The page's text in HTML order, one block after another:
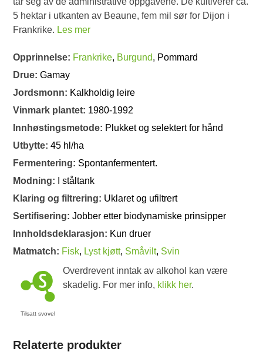
5 hektar i utkanten av Beaune, fem mil sør for Dijon i
Frankrike. Les mer
Opprinnelse: Frankrike, Burgund, Pommard
Drue:Gamay
Jordsmonn: Kalkholdig leire
Vinmark plantet: 1980-1992
Innhøstingsmetode: Plukket og selektert for hånd
Utbytte:45 hl/ha
Fermentering: Spontanfermentert.
Modning:
I ståltank
Klaring og filtrering: Uklaret og ufiltrert
Sertifisering:Jobber etter biodynamiske prinsipper
Innholdsdeklarasjon: Kun druer
Matmatch: Fisk, Lyst kjøtt, Småvilt, Svin
Tilsatt svovel
Overdrevent inntak av alkohol kan være
skadelig. For mer info, klikk her.
Relaterte produkter